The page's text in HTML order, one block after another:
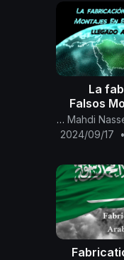
La
Falsos
Saudita)
Canal Oficial Del Imam Al Mahdi Nasser Mohammed
•
2024/09/17